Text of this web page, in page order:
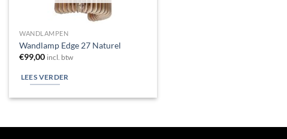
WANDLAMPEN
Wandlamp Edge 27 Naturel
€99,00 incl. btw
LEES VERDER